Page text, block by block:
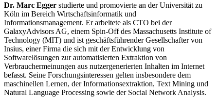
Dr. Marc Egger studierte und promovierte an der Universität zu
Köln im Bereich Wirtschaftsinformatik und
Informationsmanagement. Er arbeitete als CTO bei der
GalaxyAdvisors AG, einem Spin-Off des Massachusetts Institute of
Technology (MIT) und ist geschäftsführender Gesellschafter von
Insius, einer Firma die sich mit der Entwicklung von
Softwarelösungen zur automatisierten Extraktion von
Verbrauchermeinungen aus nutzergenerierten Inhalten im Internet
befasst. Seine Forschungsinteressen gelten insbesondere dem
maschinellen Lernen, der Informationsextraktion, Text Mining und
Natural Language Processing sowie der Social Network Analysis.